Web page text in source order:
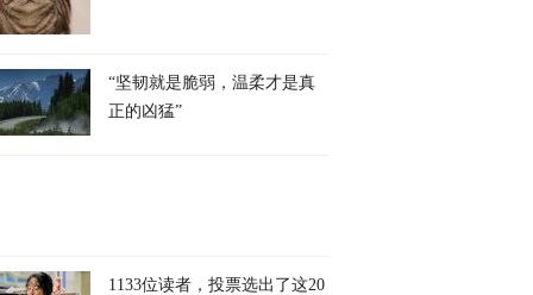
“坚韧就是脆弱，温柔才是真
正的凶猛”
1133位读者，投票选出了这20